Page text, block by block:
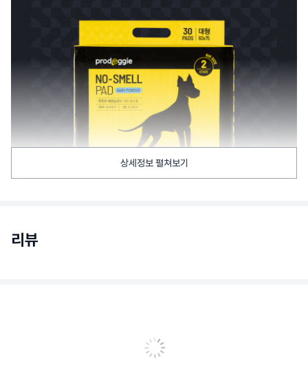
상세정보 펼쳐보기
리뷰